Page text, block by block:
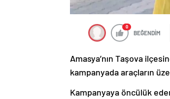
0
BEĞENDİM
Amasya’nın Taşova
kampanyada araçların
Kampanyaya öncülük